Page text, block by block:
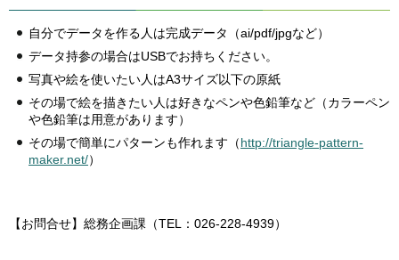
自分でデータを作る人は完成データ（ai/pdf/jpgなど）
データ持参の場合はUSBでお持ちください。
写真や絵を使いたい人はA3サイズ以下の原紙
その場で絵を描きたい人は好きなペンや色鉛筆など（カラーペン
や色鉛筆は用意があります）
その場で簡単にパターンも作れます（http://triangle-pattern-
maker.net/）
【お問合せ】総務企画課（TEL：026-228-4939）